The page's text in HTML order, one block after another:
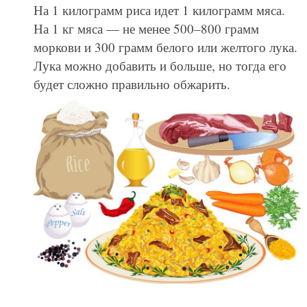
На 1 килограмм риса идет 1 килограмм мяса.
На 1 кг мяса — не менее 500–800 грамм
моркови и 300 грамм белого или желтого лука.
Лука можно добавить и больше, но тогда его
будет сложно правильно обжарить.